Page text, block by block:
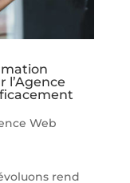
l’Agence
Web
rend